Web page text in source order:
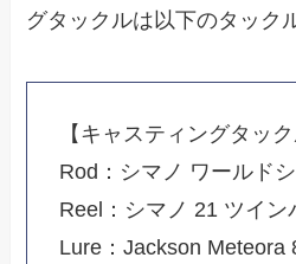
グタックルは以下のタック
【キャスティングタック
Rod：シマノ ワールド
Reel：シマノ 21 ツイン
Lure：Jackson Meteora